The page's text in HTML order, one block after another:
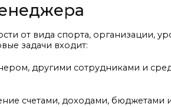
от вида спорта, организации,
задачи входит:
другими сотрудниками и
счетами, доходами, бюджетами